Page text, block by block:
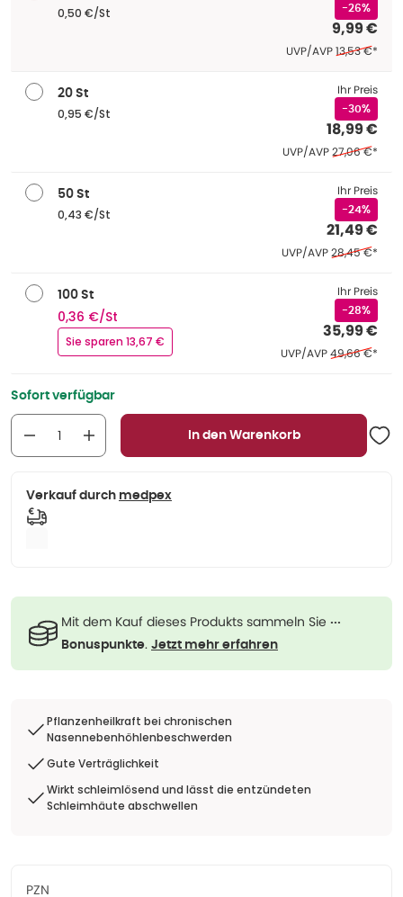
0,50 €/St -26%
9,99 €
UVP/AVPEhemaliger
13,53 €*
20 St
0,95 €/St
Ihr Preis
-30%
18,99 €
UVP/AVPEhemaliger
27,06 €*
50 St
0,43 €/St
Ihr Preis
-24%
21,49 €
UVP/AVPEhemaliger
28,45 €*
100 St
0,36 €/St
Sie sparen 13,67 €
Ihr Preis
-28%
35,99 €
UVP/AVPEhemaliger
49,66 €*
Sofort verfügbar
In den Warenkorb
Verkauf durch medpex
Mit dem Kauf dieses Produkts sammeln Sie ···
Bonuspunkte. Jetzt mehr erfahren
Pflanzenheilkraft bei chronischen
Nasennebenhöhlenbeschwerden
Gute Verträglichkeit
Wirkt schleimlösend und lässt die entzündeten
Schleimhäute abschwellen
PZN